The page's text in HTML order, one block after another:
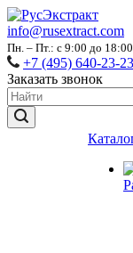
info@rusextract.com
Пн. – Пт.: с 9:00 до 18:00
+7 (495) 640-23-23
Заказать звонок